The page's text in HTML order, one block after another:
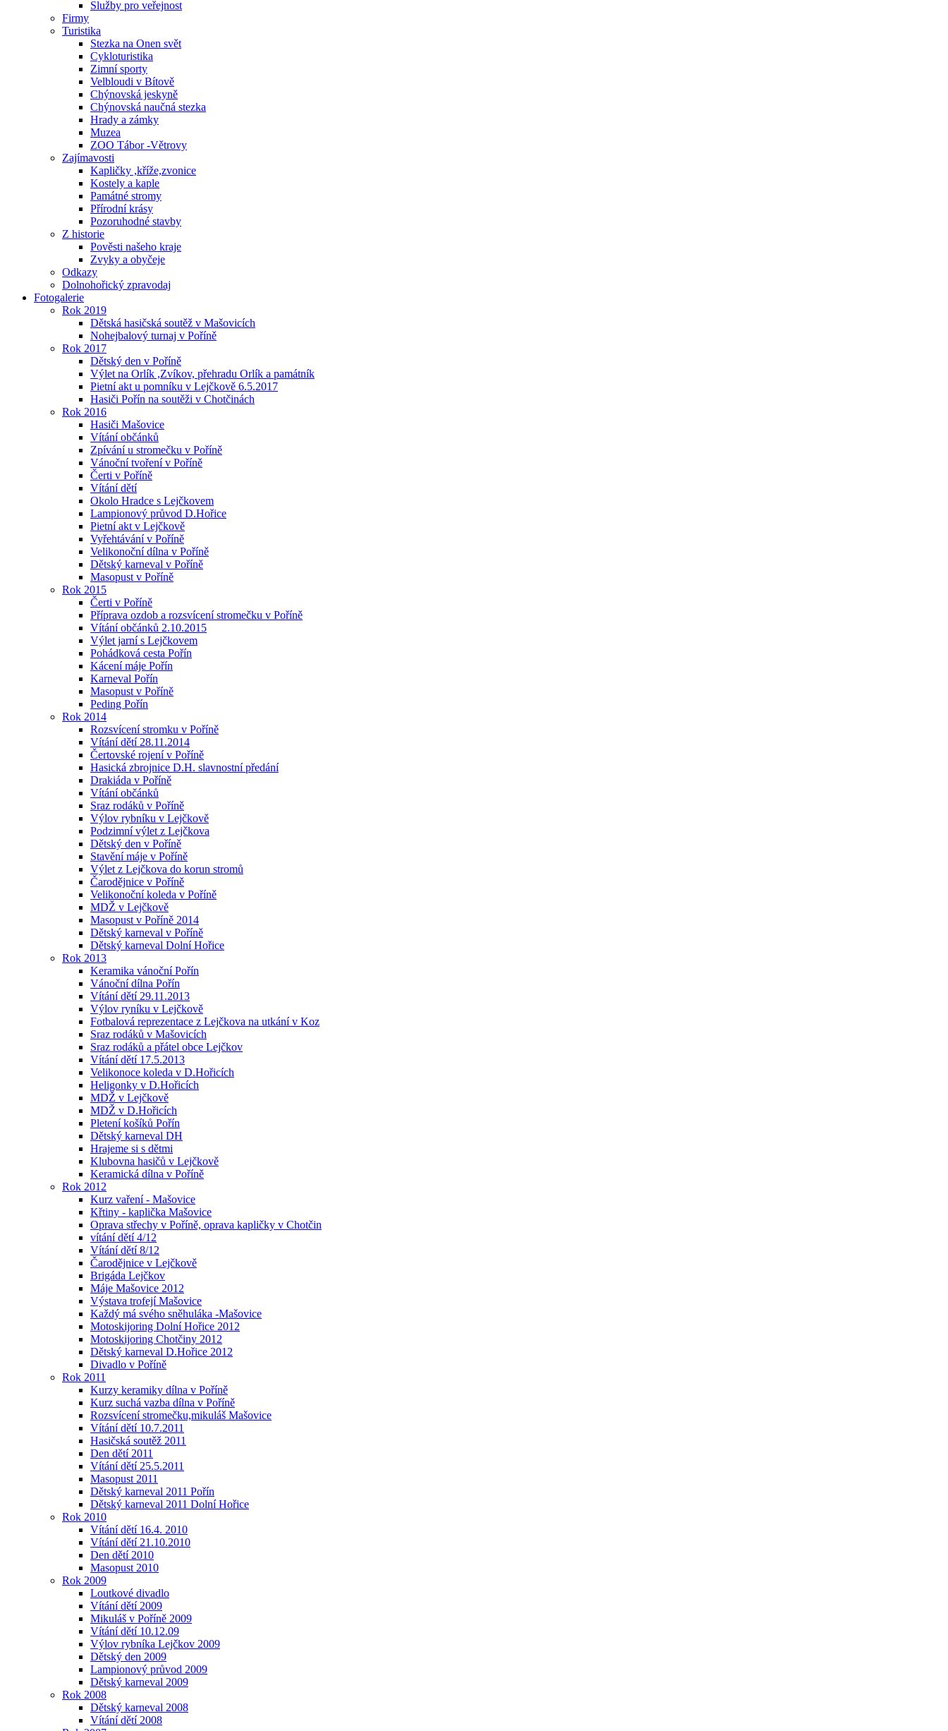
Služby pro veřejnost
Firmy
Turistika
Stezka na Onen svět
Cykloturistika
Zimní sporty
Velbloudi v Bítově
Chýnovská jeskyně
Chýnovská naučná stezka
Hrady a zámky
Muzea
ZOO Tábor -Větrovy
Zajímavosti
Kapličky ,kříže,zvonice
Kostely a kaple
Památné stromy
Přírodní krásy
Pozoruhodné stavby
Z historie
Pověsti našeho kraje
Zvyky a obyčeje
Odkazy
Dolnohořický zpravodaj
Fotogalerie
Rok 2019
Dětská hasičská soutěž v Mašovicích
Nohejbalový turnaj v Poříně
Rok 2017
Dětský den v Poříně
Výlet na Orlík ,Zvíkov, přehradu Orlík a památník
Pietní akt u pomníku v Lejčkově 6.5.2017
Hasiči Pořín na soutěži v Chotčinách
Rok 2016
Hasiči Mašovice
Vítání občánků
Zpívání u stromečku v Poříně
Vánoční tvoření v Poříně
Čerti v Poříně
Vítání dětí
Okolo Hradce s Lejčkovem
Lampionový průvod D.Hořice
Pietní akt v Lejčkově
Vyřehtávání v Poříně
Velikonoční dílna v Poříně
Dětský karneval v Poříně
Masopust v Poříně
Rok 2015
Čerti v Poříně
Příprava ozdob a rozsvícení stromečku v Poříně
Vítání občánků 2.10.2015
Výlet jarní s Lejčkovem
Pohádková cesta Pořín
Kácení máje Pořín
Karneval Pořín
Masopust v Poříně
Peding Pořín
Rok 2014
Rozsvícení stromku v Poříně
Vítání dětí 28.11.2014
Čertovské rojení v Poříně
Hasická zbrojnice D.H. slavnostní předání
Drakiáda v Poříně
Vítání občánků
Sraz rodáků v Poříně
Výlov rybníku v Lejčkově
Podzimní výlet z Lejčkova
Dětský den v Poříně
Stavění máje v Poříně
Výlet z Lejčkova do korun stromů
Čarodějnice v Poříně
Velikonoční koleda v Poříně
MDŽ v Lejčkově
Masopust v Poříně 2014
Dětský karneval v Poříně
Dětský karneval Dolní Hořice
Rok 2013
Keramika vánoční Pořín
Vánoční dílna Pořín
Vítání dětí 29.11.2013
Výlov ryníku v Lejčkově
Fotbalová reprezentace z Lejčkova na utkání v Koz
Sraz rodáků v Mašovicích
Sraz rodáků a přátel obce Lejčkov
Vítání dětí 17.5.2013
Velikonoce koleda v D.Hořicích
Heligonky v D.Hořicích
MDŽ v Lejčkově
MDŽ v D.Hořicích
Pletení košíků Pořín
Dětský karneval DH
Hrajeme si s dětmi
Klubovna hasičů v Lejčkově
Keramická dílna v Poříně
Rok 2012
Kurz vaření - Mašovice
Křtiny - kaplička Mašovice
Oprava střechy v Poříně, oprava kapličky v Chotčin
vítání dětí 4/12
Vítání dětí 8/12
Čarodějnice v Lejčkově
Brigáda Lejčkov
Máje Mašovice 2012
Výstava trofejí Mašovice
Každý má svého sněhuláka -Mašovice
Motoskijoring Dolní Hořice 2012
Motoskijoring Chotčiny 2012
Dětský karneval D.Hořice 2012
Divadlo v Poříně
Rok 2011
Kurzy keramiky dílna v Poříně
Kurz suchá vazba dílna v Poříně
Rozsvícení stromečku,mikuláš Mašovice
Vítání dětí 10.7.2011
Hasičská soutěž 2011
Den dětí 2011
Vítání dětí 25.5.2011
Masopust 2011
Dětský karneval 2011 Pořín
Dětský karneval 2011 Dolní Hořice
Rok 2010
Vítání dětí 16.4. 2010
Vítání dětí 21.10.2010
Den dětí 2010
Masopust 2010
Rok 2009
Loutkové divadlo
Vítání dětí 2009
Mikuláš v Poříně 2009
Vítání dětí 10.12.09
Výlov rybníka Lejčkov 2009
Dětský den 2009
Lampionový průvod 2009
Dětský karneval 2009
Rok 2008
Dětský karneval 2008
Vítání dětí 2008